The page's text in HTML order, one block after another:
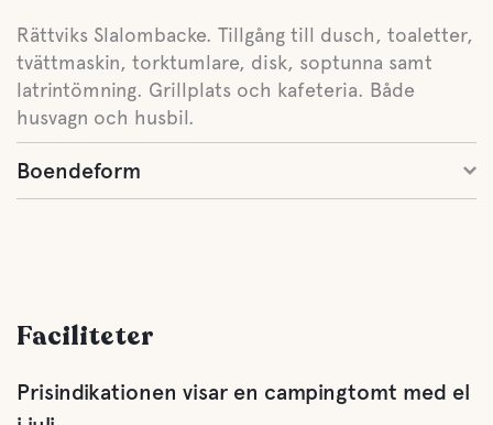
Rättviks Slalombacke. Tillgång till dusch, toaletter,
tvättmaskin, torktumlare, disk, soptunna samt
latrintömning. Grillplats och kafeteria. Både
husvagn och husbil.
Boendeform
Faciliteter
Prisindikationen visar en campingtomt med el